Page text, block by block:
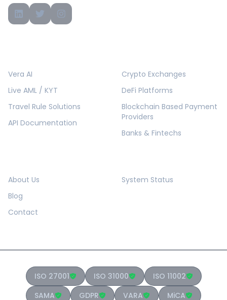
Vera AI
Live AML / KYT
Travel Rule Solutions
API Documentation
Crypto Exchanges
DeFi Platforms
Blockchain Based Payment
Providers
Banks & Fintechs
About Us
Blog
Contact
System Status
ISO 27001 ISO 31000
ISO 11002
SAMA
GDPR VARA MiCA